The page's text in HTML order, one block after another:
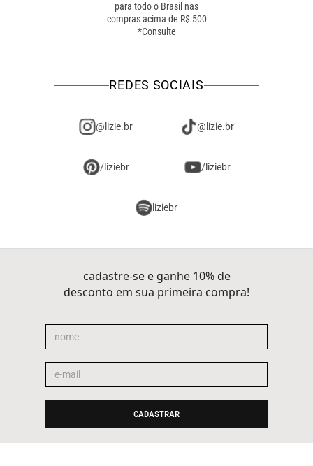
para todo o Brasil nas
compras acima de R$ 500
*Consulte
REDES SOCIAIS
@lizie.br @lizie.br
/liziebr /liziebr
liziebr
cadastre-se e ganhe 10% de
desconto em sua primeira compra!
CADASTRAR